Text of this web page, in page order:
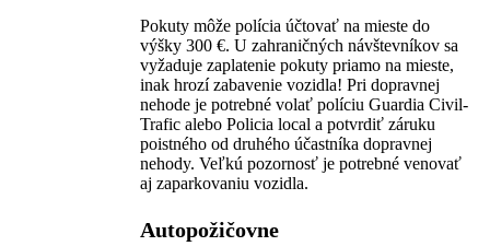
Pokuty môže polícia účtovať na mieste do
výšky 300 €. U zahraničných návštevníkov sa
vyžaduje zaplatenie pokuty priamo na mieste,
inak hrozí zabavenie vozidla! Pri dopravnej
nehode je potrebné volať políciu Guardia Civil-
Trafic alebo Policia local a potvrdiť záruku
poistného od druhého účastníka dopravnej
nehody. Veľkú pozornosť je potrebné venovať
aj zaparkovaniu vozidla.
Autopožičovne